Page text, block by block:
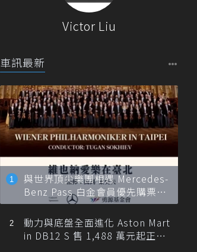
Victor Liu
車訊最新
與世界頂尖樂團相遇 Mercedes-
Benz Pass 白金會員優先購票維
也納愛樂
動力與底盤全面進化 Aston Mart
in DB12 S 售 1,488 萬元起正式